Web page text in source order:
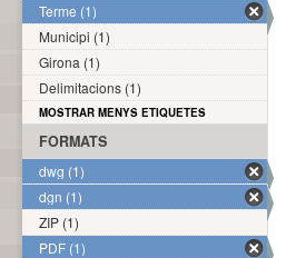
Terme (1)
Municipi (1)
Girona (1)
Delimitacions (1)
MOSTRAR MENYS ETIQUETES
FORMATS
dwg (1)
dgn (1)
ZIP (1)
PDF (1)